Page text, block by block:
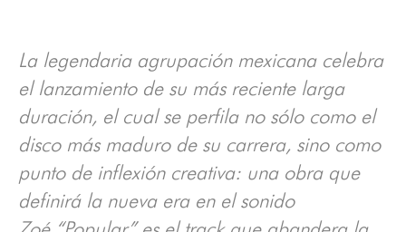
La legendaria agrupación mexicana celebra
el lanzamiento de su más reciente larga
duración, el cual se perfila no sólo como el
disco más maduro de su carrera, sino como
punto de inflexión creativa: una obra que
definirá la nueva era en el sonido